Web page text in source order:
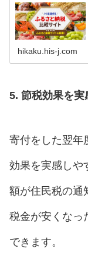
hikaku.his-j.com
5. 節税効果を実
寄付をした翌年
効果を実感しや
額が住民税の通
税金が安くなっ
できます。